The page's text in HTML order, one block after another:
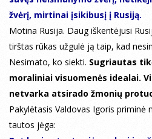
žvėrį, mirtinai įsikibusį į Rusiją.
Motina Rusija. Daug iškentėjusi
tirštas rūkas užgulė ją taip, kad
Nesimato, ko siekti. Sugriautas
moraliniai visuomenės idealai.
netvarka atsirado žmonių
Pakylėtasis Valdovas Igoris priminė
tautos jėga: